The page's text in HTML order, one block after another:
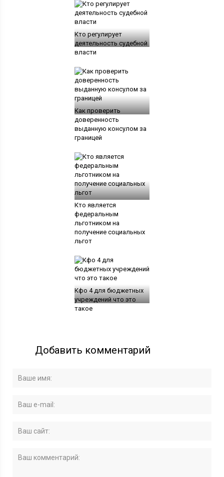
Кто регулирует
деятельность судебной
власти
Как проверить
доверенность
выданную консулом за
границей
Кто является
федеральным
льготником на
получение социальных
льгот
Кфо 4 для бюджетных
учреждений что это
такое
Добавить комментарий